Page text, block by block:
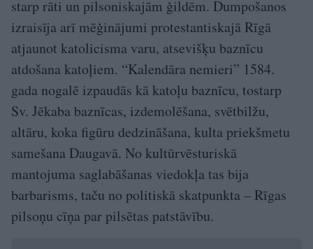
starp rāti un pilsoniskajām ģildēm. Dumpošanos
izraisīja arī mēģinājumi protestantiskajā Rīgā
atjaunot katolicisma varu, atsevišķu baznīcu
atdošana katoļiem. “Kalendāra nemieri” 1584.
gada nogalē izpaudās kā katoļu baznīcu, tostarp
Sv. Jēkaba baznīcas, izdemolēšana, svētbilžu,
altāru, koka figūru dedzināšana, kulta priekšmetu
samešana Daugavā. No kultūrvēsturiskā
mantojuma saglabāšanas viedokļa tas bija
barbarisms, taču no politiskā skatpunkta – Rīgas
pilsoņu cīņa par pilsētas patstāvību.